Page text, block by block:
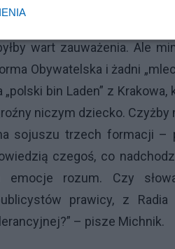
wart zauważenia. Ale
Obywatelska i żadni
bin Laden” z Krakowa,
niczym dziecko.
sojuszu trzech formacji –
czegoś, co
rozum. Czy
prawicy, z
– pisze Michnik.